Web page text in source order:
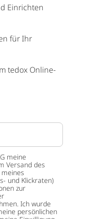
Einrichten
für Ihr
tedox Online-
meine
Versand des
und Klickraten)
zur
Ich wurde
persönlichen